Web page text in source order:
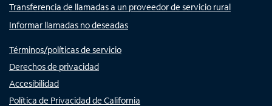
Transferencia de llamadas a un proveedor de servicio rural
Informar llamadas no deseadas
Términos/políticas de servicio
Derechos de privacidad
Accesibilidad
Política de Privacidad de California